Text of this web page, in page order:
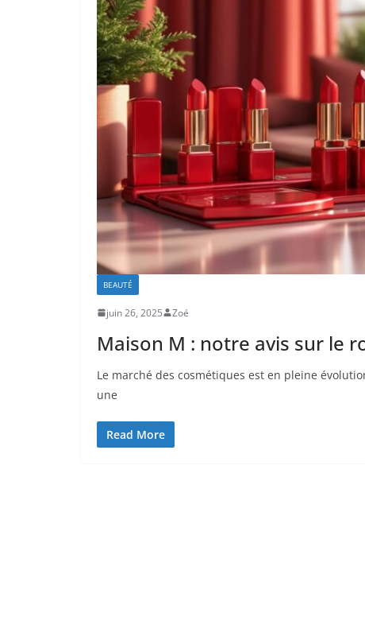
BEAUTÉ
juin 26, 2025 Zoé
Maison M : notre avis sur le
Le marché des cosmétiques est en pleine
une
Read More